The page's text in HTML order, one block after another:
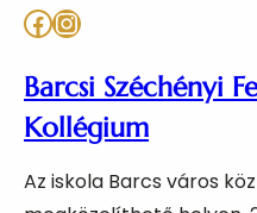
Facebook Instagram
Barcsi Széchényi
Kollégium
Az iskola Barcs város